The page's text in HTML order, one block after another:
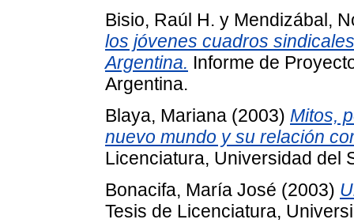
Bisio, Raúl H. y Mendizábal,
los jóvenes cuadros
Argentina. Informe de
Argentina.
Blaya, Mariana (2003) Mitos,
nuevo mundo y su relación
Licenciatura, Universidad del
Bonacifa, María José (2003)
Tesis de Licenciatura,